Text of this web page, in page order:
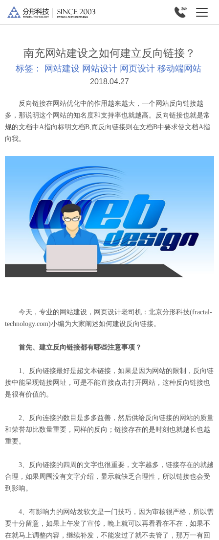
南充网站建设之如何建立反向链接？
标签： 网站建设 网站设计 网页设计 移动端网站
2018.04.27
反向链接在网站优化中的作用越来越大，一个网站反向链接越
多，那说明这个网站的知名度和支持率也就越高。反向链接也就是常
规的文档中A指向标明文档B,而反向链接则在文档B中要求使文档A指
向我。
今天，专业的网站建设，网页设计老司机：北京分形科技(fractal-
technology.com)小编为大家阐述如何建设反向链接。
首先、建立反向链接都有哪些注意事项？
1、反向链接最好是超文本链接，如果是因为网站的限制，反向链
接中能呈现链接网址，可是不能直接点击打开网站，这种反向链接也
是很有价值的。
2、反向连接的数目是多多益善，然后供给反向链接的网站的质量
和荣誉却比数量重要，同样的反向；链接存在的是时刻也就越长也越
重要。
3、反向链接的四周的文字也很重要，文字越多，链接存在的就越
合理，如果周围没有文字介绍，显示就缺乏合理性，所以链接也会受
到影响。
4、有影响力的网站发软文是一门技巧，因为审核很严格，所以需
要十分留意，如果上午发了宣传，晚上就可以再看看在不在，如果不
在就马上调整内容，继续补发，不能发过了就不去管了，那万一有回